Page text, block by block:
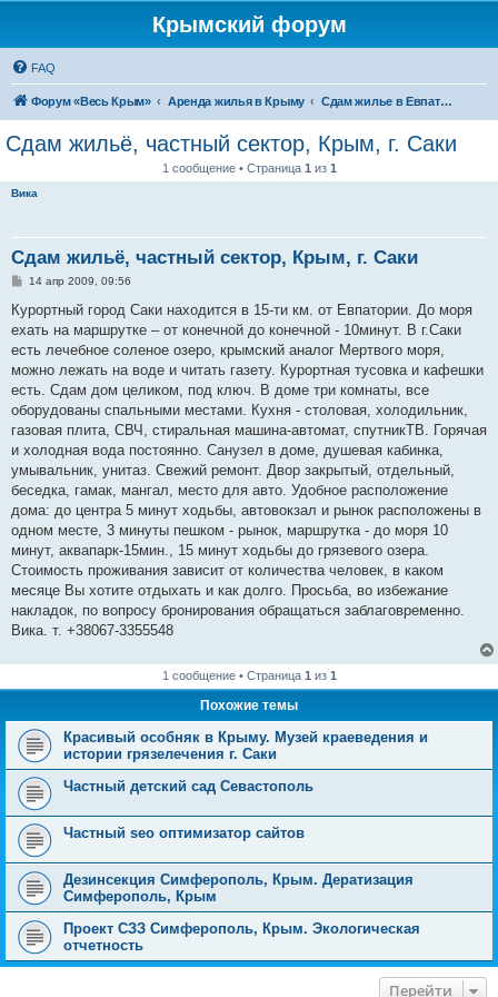
Крымский форум
FAQ
Форум «Весь Крым» Аренда жилья в Крыму Сдам жилье в Евпатории, Саках
Сдам жильё, частный сектор, Крым, г. Саки
1 сообщение • Страница 1 из 1
Вика
Сдам жильё, частный сектор, Крым, г. Саки
С
о
б
щ
е
и
е
14 апр 2009, 09:56
Курортный город Саки находится в 15-ти км. от Евпатории. До моря
ехать на маршрутке – от конечной до конечной - 10минут. В г.Саки
есть лечебное соленое озеро, крымский аналог Мертвого моря,
можно лежать на воде и читать газету. Курортная тусовка и кафешки
есть. Сдам дом целиком, под ключ. В доме три комнаты, все
оборудованы спальными местами. Кухня - столовая, холодильник,
газовая плита, СВЧ, стиральная машина-автомат, спутникТВ. Горячая
и холодная вода постоянно. Санузел в доме, душевая кабинка,
умывальник, унитаз. Свежий ремонт. Двор закрытый, отдельный,
беседка, гамак, мангал, место для авто. Удобное расположение
дома: до центра 5 минут ходьбы, автовокзал и рынок расположены в
одном месте, 3 минуты пешком - рынок, маршрутка - до моря 10
минут, аквапарк-15мин., 15 минут ходьбы до грязевого озера.
Стоимость проживания зависит от количества человек, в каком
месяце Вы хотите отдыхать и как долго. Просьба, во избежание
накладок, по вопросу бронирования обращаться заблаговременно.
Вика. т. +38067-3355548
1 сообщение • Страница 1 из 1
Похожие темы
Красивый особняк в Крыму. Музей краеведения и
истории грязелечения г. Саки
Частный детский сад Севастополь
Частный seo оптимизатор сайтов
Дезинсекция Симферополь, Крым. Дератизация
Симферополь, Крым
Проект СЗЗ Симферополь, Крым. Экологическая
отчетность
Перейти